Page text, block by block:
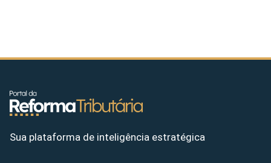
Sua plataforma de inteligência estratégica